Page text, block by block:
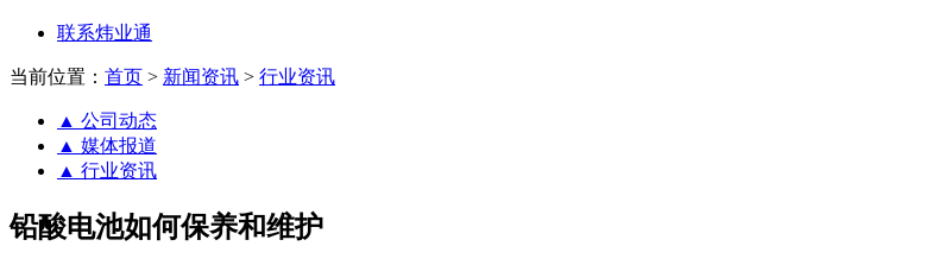
联系炜业通
当前位置： 首页 > 新闻资讯 > 行业资讯
▲ 公司动态
▲ 媒体报道
▲ 行业资讯
铅酸电池如何保养和维护